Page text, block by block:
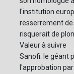
l'institution
resserrement
risquerait de
Valeur à suivre
Sanofi: le géant
l'approbation